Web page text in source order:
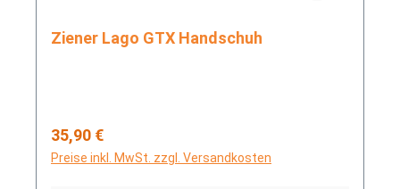
Ziener Lago GTX Handschuh
Regulärer Preis:
35,90 €
Preise inkl. MwSt. zzgl. Versandkosten